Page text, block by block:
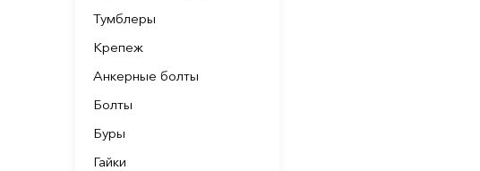
Тумблеры
Крепеж
Анкерные болты
Болты
Буры
Гайки